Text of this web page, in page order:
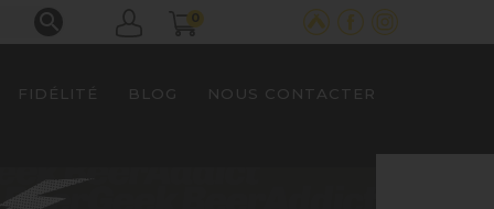
 0
FIDÉLITÉ BLOG NOUS CONTACTER